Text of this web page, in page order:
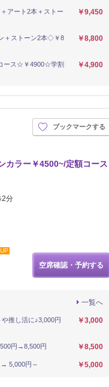
アート2本＋ストー
￥9,450
＋ストーン2本◇￥8
￥8,800
ース☆￥4900☆学割
￥4,900
ブックマークする
カラー￥4500~/定額コース
2分
UP
空席確認・予約する
一覧へ
推し活に♪3,000円
￥3,000
円→8,500円 ￥8,500
5,000円～ ￥5,000